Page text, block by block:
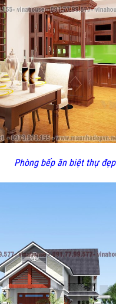
Phòng bếp ăn biệt thự đẹp